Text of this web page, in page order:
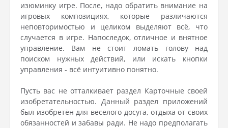
изюминку игре. После, надо обратить внимание на
игровых композициях, которые различаются
неповторимостью и целиком выделяют всё, что
случается в игре. Напоследок, отличное и внятное
управление. Вам не стоит ломать голову над
поиском нужных действий, или искать кнопки
управления - всё интуитивно понятно.
Пусть вас не отталкивает раздел Карточные своей
изобретательностью. Данный раздел приложений
был изобретён для веселого досуга, отдыха от своих
обязанностей и забавы ради. Не надо предполагать